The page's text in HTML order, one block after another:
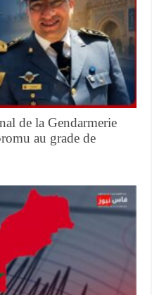
de la Gendarmerie
au grade de